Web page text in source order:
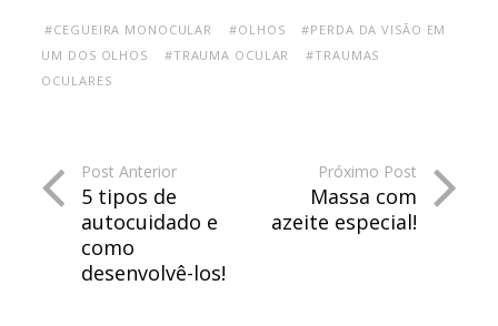
#CEGUEIRA MONOCULAR #OLHOS
#PERDA DA VISÃO EM
UM DOS OLHOS
#TRAUMA OCULAR
#TRAUMAS
OCULARES
Post Anterior
5 tipos de
autocuidado e
como
desenvolvê-los!
Próximo Post
Massa com
azeite especial!